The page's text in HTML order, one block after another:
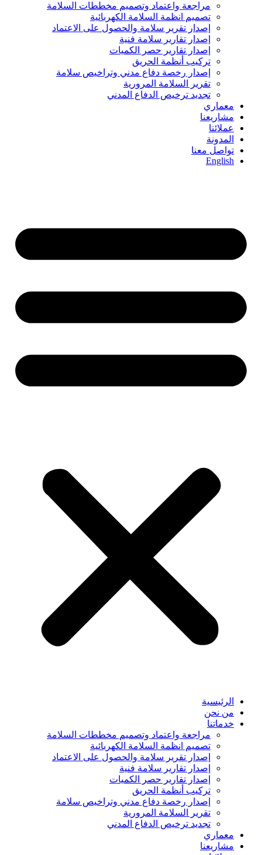
مراجعة واعتماد وتصميم مخططات السلامة
تصميم انظمة السلامة الكهربائية
إصدار تقرير سلامة والحصول على الاعتماد
إصدار تقارير سلامة فنية
إصدار تقارير حصر الكميات
تركيب أنظمة الحريق
إصدار رخصة دفاع مدني وتراخيص سلامة
تقرير السلامة المرورية
تجديد ترخيص الدفاع المدني
معماري
مشاريعنا
عملائنا
المدونة
تواصل معنا
English
الرئيسية
من نحن
خدماتنا
مراجعة واعتماد وتصميم مخططات السلامة
تصميم انظمة السلامة الكهربائية
إصدار تقرير سلامة والحصول على الاعتماد
إصدار تقارير سلامة فنية
إصدار تقارير حصر الكميات
تركيب أنظمة الحريق
إصدار رخصة دفاع مدني وتراخيص سلامة
تقرير السلامة المرورية
تجديد ترخيص الدفاع المدني
معماري
مشاريعنا